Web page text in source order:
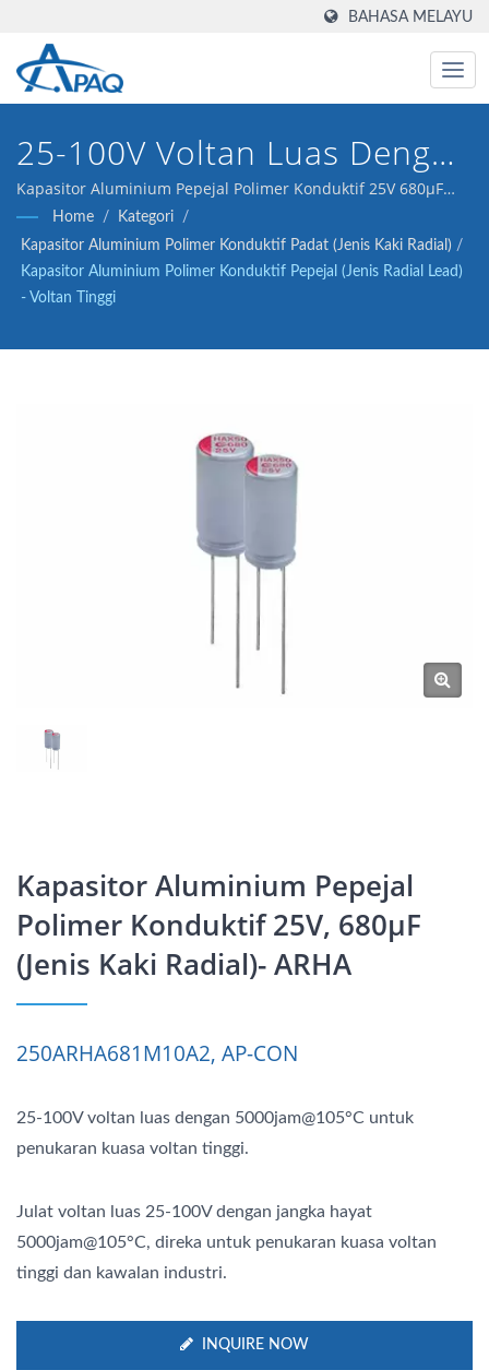
BAHASA MELAYU
25-100V Voltan Luas Dengan
5000jam@105°C Untuk
Penukaran Kuasa Voltan
Tinggi.
Kapasitor Aluminium Pepejal Polimer Konduktif 25V 680μF
ESR 14 kami (Jenis Kaki Radial) direka untuk memenuhi
penukar DC-DC, pengatur voltan dan aplikasi pengasingan.
Home / Kategori
/
Kapasitor Aluminium Polimer Konduktif Padat (Jenis Kaki Radial) /
Kapasitor Aluminium Polimer Konduktif Pepejal (Jenis Radial Lead)
- Voltan Tinggi
Kapasitor Aluminium Pepejal
Polimer Konduktif 25V, 680μF
(Jenis Kaki Radial)- ARHA
250ARHA681M10A2, AP-CON
25-100V voltan luas dengan 5000jam@105°C untuk
penukaran kuasa voltan tinggi.
Julat voltan luas 25-100V dengan jangka hayat
5000jam@105°C, direka untuk penukaran kuasa voltan
tinggi dan kawalan industri.
INQUIRE NOW